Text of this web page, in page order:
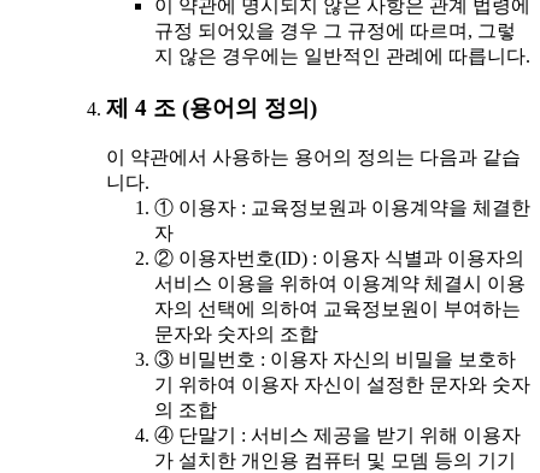
이 약관에 명시되지 않은 사항은 관계 법령에
규정 되어있을 경우 그 규정에 따르며, 그렇
지 않은 경우에는 일반적인 관례에 따릅니다.
제 4 조 (용어의 정의)
이 약관에서 사용하는 용어의 정의는 다음과 같습
니다.
① 이용자 : 교육정보원과 이용계약을 체결한
자
② 이용자번호(ID) : 이용자 식별과 이용자의
서비스 이용을 위하여 이용계약 체결시 이용
자의 선택에 의하여 교육정보원이 부여하는
문자와 숫자의 조합
③ 비밀번호 : 이용자 자신의 비밀을 보호하
기 위하여 이용자 자신이 설정한 문자와 숫자
의 조합
④ 단말기 : 서비스 제공을 받기 위해 이용자
가 설치한 개인용 컴퓨터 및 모뎀 등의 기기